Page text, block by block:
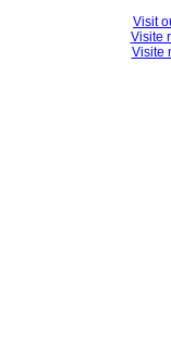
Visit
Visite
Visite